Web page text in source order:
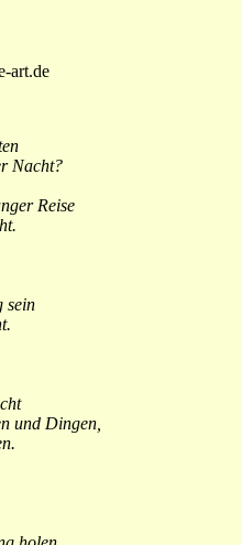
art.de
Nacht?
Reise
sein
und Dingen,